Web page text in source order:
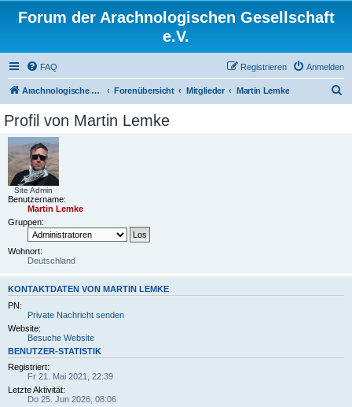
Forum der Arachnologischen Gesellschaft
e.V.
FAQ Anmelden
Registrieren
Arachnologische Gesellschaft e. V. Forenübersicht Mitglieder Martin Lemke
Profil von Martin Lemke
Site Admin
Benutzername:
Martin Lemke
Gruppen:
Wohnort:
Deutschland
KONTAKTDATEN VON MARTIN LEMKE
PN:
Private Nachricht senden
Website:
Besuche Website
BENUTZER-STATISTIK
Registriert:
Fr 21. Mai 2021, 22:39
Letzte Aktivität:
Do 25. Jun 2026, 08:06